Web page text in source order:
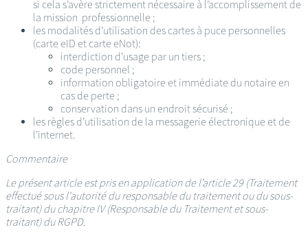
si cela s’avère strictement nécessaire à l’accomplissement de
la mission professionnelle ;
les modalités d’utilisation des cartes à puce personnelles
(carte eID et carte eNot):
interdiction d’usage par un tiers ;
code personnel ;
information obligatoire et immédiate du notaire en
cas de perte ;
conservation dans un endroit sécurisé ;
les règles d’utilisation de la messagerie électronique et de
l’internet.
Commentaire
Le présent article est pris en application de l’article 29 (Traitement
effectué sous l'autorité du responsable du traitement ou du sous-
traitant) du chapitre IV (Responsable du Traitement et sous-
traitant) du RGPD.